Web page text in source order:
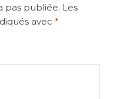
pas publiée. Les
avec *